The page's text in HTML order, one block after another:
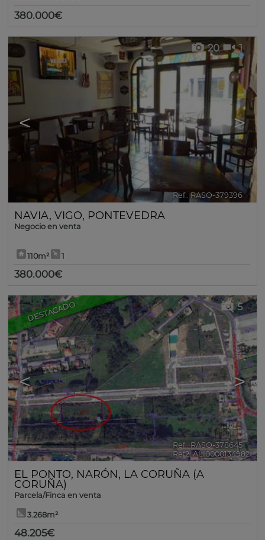
380.000€
< >
20 1
Ref.. RASO-379396 🔗
NAVIA, VIGO, PONTEVEDRA
Negocio en venta
110m² 1
380.000€
DESTACADO
< >
5
Ref.. RASO-378645 🔗
Ref2. ALI0000134982
EL PONTO, NARÓN, LA CORUÑA (A
CORUÑA)
Parcela/Finca en venta
3.268m²
48.205€